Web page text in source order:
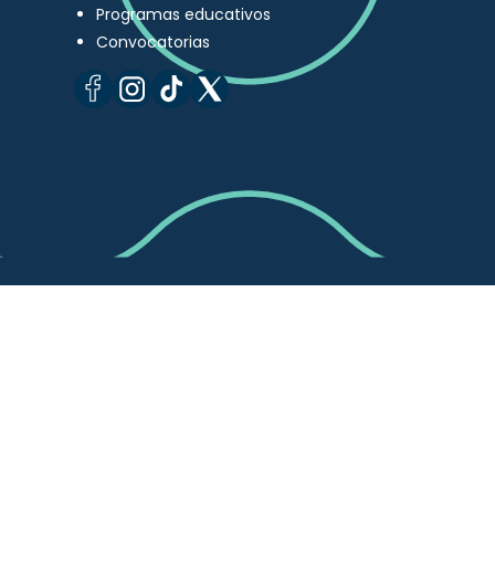
Programas educativos
Convocatorias